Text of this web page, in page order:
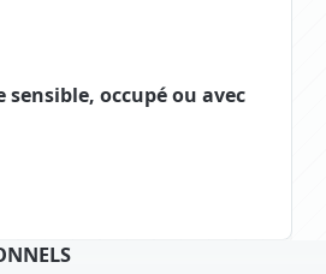
occupé ou avec